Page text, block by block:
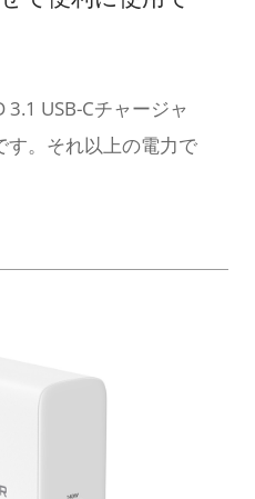
USB-Cチャージャ
。それ以上の電力で